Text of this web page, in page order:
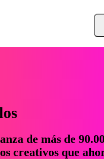
de más de
creativos que